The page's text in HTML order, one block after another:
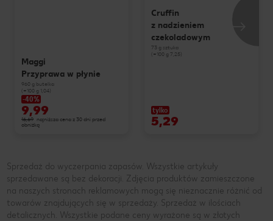
Maggi
Przyprawa w płynie
960 g butelka
(=100 g 1,04)
-40%
9,99
16,69 najniższa cena z 30 dni przed
obniżką
Cruffin
z nadzieniem
czekoladowym
73 g sztuka
(=100 g 7,25)
tylko
5,29
Sprzedaż do wyczerpania zapasów. Wszystkie artykuły
sprzedawane są bez dekoracji. Zdjęcia produktów zamieszczone
na naszych stronach reklamowych mogą się nieznacznie różnić od
towarów znajdujących się w sprzedaży. Sprzedaż w ilościach
detalicznych. Wszystkie podane ceny wyrażone są w złotych